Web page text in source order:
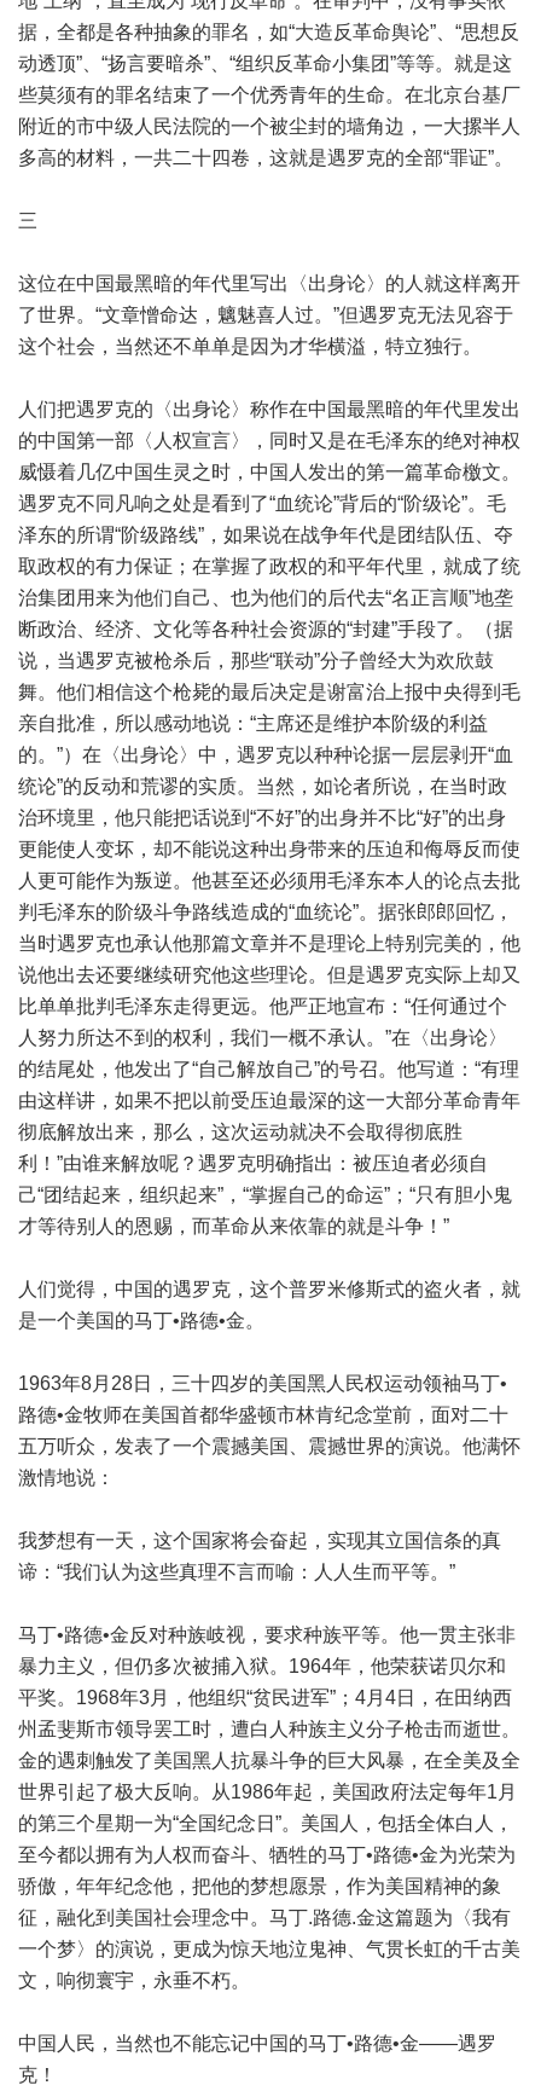
据，全都是各种抽象的罪名，如“大造反革命舆论”、“思想反
动透顶”、“扬言要暗杀”、“组织反革命小集团”等等。就是这
些莫须有的罪名结束了一个优秀青年的生命。在北京台基厂
附近的市中级人民法院的一个被尘封的墙角边，一大摞半人
多高的材料，一共二十四卷，这就是遇罗克的全部“罪证”。
三
这位在中国最黑暗的年代里写出〈出身论〉的人就这样离开
了世界。“文章憎命达，魑魅喜人过。”但遇罗克无法见容于
这个社会，当然还不单单是因为才华横溢，特立独行。
人们把遇罗克的〈出身论〉称作在中国最黑暗的年代里发出
的中国第一部〈人权宣言〉，同时又是在毛泽东的绝对神权
威慑着几亿中国生灵之时，中国人发出的第一篇革命檄文。
遇罗克不同凡响之处是看到了“血统论”背后的“阶级论”。毛
泽东的所谓“阶级路线”，如果说在战争年代是团结队伍、夺
取政权的有力保证；在掌握了政权的和平年代里，就成了统
治集团用来为他们自己、也为他们的后代去“名正言顺”地垄
断政治、经济、文化等各种社会资源的“封建”手段了。（据
说，当遇罗克被枪杀后，那些“联动”分子曾经大为欢欣鼓
舞。他们相信这个枪毙的最后决定是谢富治上报中央得到毛
亲自批准，所以感动地说：“主席还是维护本阶级的利益
的。”）在〈出身论〉中，遇罗克以种种论据一层层剥开“血
统论”的反动和荒谬的实质。当然，如论者所说，在当时政
治环境里，他只能把话说到“不好”的出身并不比“好”的出身
更能使人变坏，却不能说这种出身带来的压迫和侮辱反而使
人更可能作为叛逆。他甚至还必须用毛泽东本人的论点去批
判毛泽东的阶级斗争路线造成的“血统论”。据张郎郎回忆，
当时遇罗克也承认他那篇文章并不是理论上特别完美的，他
说他出去还要继续研究他这些理论。但是遇罗克实际上却又
比单单批判毛泽东走得更远。他严正地宣布：“任何通过个
人努力所达不到的权利，我们一概不承认。”在〈出身论〉
的结尾处，他发出了“自己解放自己”的号召。他写道：“有理
由这样讲，如果不把以前受压迫最深的这一大部分革命青年
彻底解放出来，那么，这次运动就决不会取得彻底胜
利！”由谁来解放呢？遇罗克明确指出：被压迫者必须自
己“团结起来，组织起来”，“掌握自己的命运”；“只有胆小鬼
才等待别人的恩赐，而革命从来依靠的就是斗争！”
人们觉得，中国的遇罗克，这个普罗米修斯式的盗火者，就
是一个美国的马丁•路德•金。
1963年8月28日，三十四岁的美国黑人民权运动领袖马丁•
路德•金牧师在美国首都华盛顿市林肯纪念堂前，面对二十
五万听众，发表了一个震撼美国、震撼世界的演说。他满怀
激情地说：
我梦想有一天，这个国家将会奋起，实现其立国信条的真
谛：“我们认为这些真理不言而喻：人人生而平等。”
马丁•路德•金反对种族岐视，要求种族平等。他一贯主张非
暴力主义，但仍多次被捕入狱。1964年，他荣获诺贝尔和
平奖。1968年3月，他组织“贫民进军”；4月4日，在田纳西
州孟斐斯市领导罢工时，遭白人种族主义分子枪击而逝世。
金的遇刺触发了美国黑人抗暴斗争的巨大风暴，在全美及全
世界引起了极大反响。从1986年起，美国政府法定每年1月
的第三个星期一为“全国纪念日”。美国人，包括全体白人，
至今都以拥有为人权而奋斗、牺牲的马丁•路德•金为光荣为
骄傲，年年纪念他，把他的梦想愿景，作为美国精神的象
征，融化到美国社会理念中。马丁.路德.金这篇题为〈我有
一个梦〉的演说，更成为惊天地泣鬼神、气贯长虹的千古美
文，响彻寰宇，永垂不朽。
中国人民，当然也不能忘记中国的马丁•路德•金——遇罗
克！